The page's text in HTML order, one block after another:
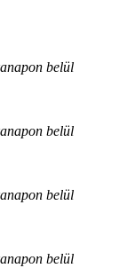
belül
belül
belül
belül